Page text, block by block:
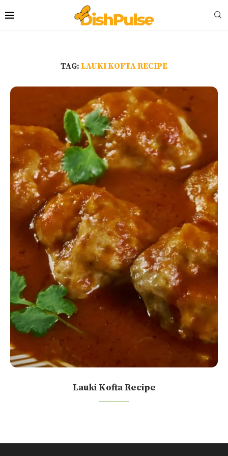
TAG: LAUKI KOFTA RECIPE
Lauki Kofta Recipe